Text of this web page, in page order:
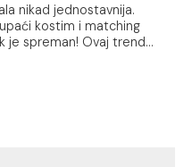
nikad jednostavnija.
kostim i matching
je spreman! Ovaj trend...